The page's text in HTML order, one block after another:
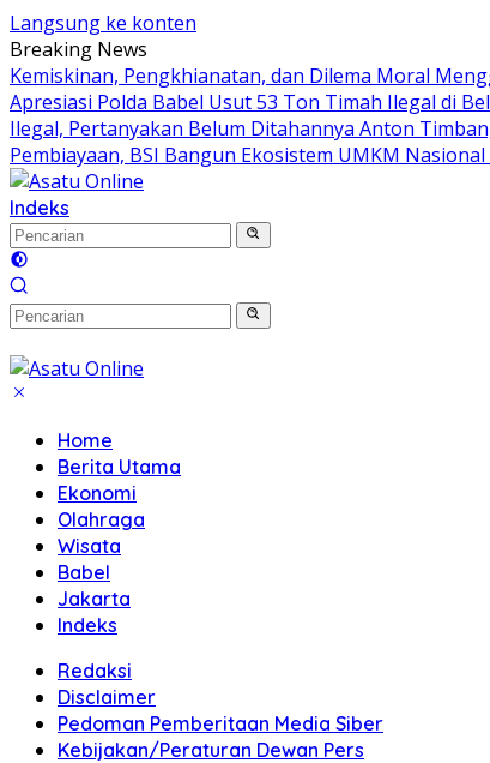
Langsung ke konten
Breaking News
Kemiskinan, Pengkhianatan, dan Dilema Moral
Apresiasi Polda Babel Usut 53 Ton Timah Ilegal di
Ilegal, Pertanyakan Belum Ditahannya Anton
Pembiayaan, BSI Bangun Ekosistem UMKM
Indeks
Home
Berita Utama
Ekonomi
Olahraga
Wisata
Babel
Jakarta
Indeks
Redaksi
Disclaimer
Pedoman Pemberitaan Media Siber
Kebijakan/Peraturan Dewan Pers